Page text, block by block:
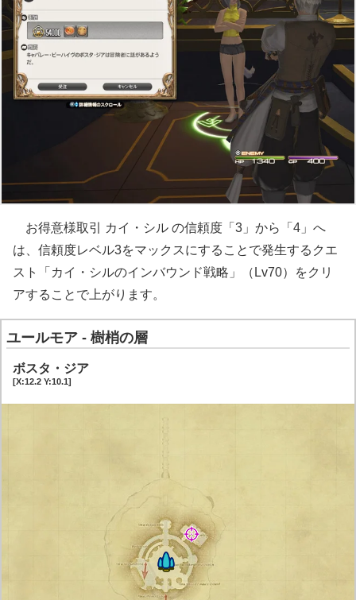
お得意様取引 カイ・シル の信頼度「3」から「4」へ
は、信頼度レベル3をマックスにすることで発生するクエ
スト「カイ・シルのインバウンド戦略」（Lv70）をクリ
アすることで上がります。
ユールモア - 樹梢の層
ボスタ・ジア
[X:12.2 Y:10.1]